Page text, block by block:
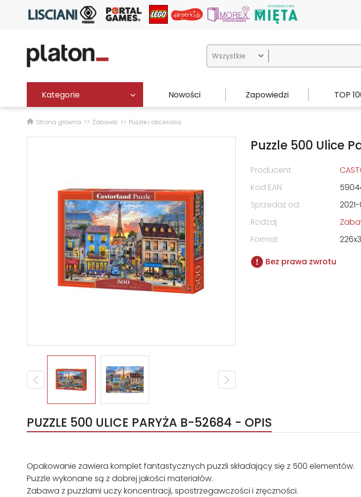

Kategorie Nowości Zapowiedzi TOP
Strona główna Zabawki Puzzle i akcesoria
Puzzle 500 Ulice
Producent
Kod EAN
Sprzedaż od
Rodzaj
Format
Bez prawa zwrotu
PUZZLE 500 ULICE PARYŻA B-52684 - OPIS
Opakowanie zawiera komplet fantastycznych puzzli składający się z 500 elementów.
Puzzle wykonane są z dobrej jakości materiałów.
Zabawa z puzzlami uczy koncentracji, spostrzegawczości i zręczności.